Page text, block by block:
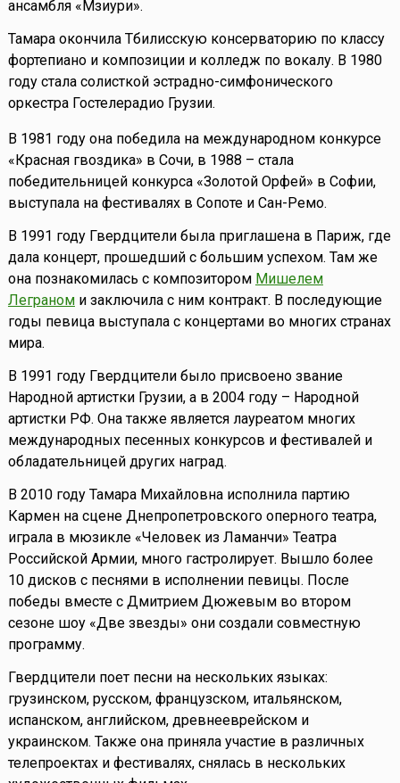
ансамбля «Мзиури».
Тамара окончила Тбилисскую консерваторию по классу
фортепиано и композиции и колледж по вокалу. В 1980
году стала солисткой эстрадно-симфонического
оркестра Гостелерадио Грузии.
В 1981 году она победила на международном конкурсе
«Красная гвоздика» в Сочи, в 1988 – стала
победительницей конкурса «Золотой Орфей» в Софии,
выступала на фестивалях в Сопоте и Сан-Ремо.
В 1991 году Гвердцители была приглашена в Париж, где
дала концерт, прошедший с большим успехом. Там же
она познакомилась с композитором Мишелем
Леграноми заключила с ним контракт. В последующие
годы певица выступала с концертами во многих странах
мира.
В 1991 году Гвердцители было присвоено звание
Народной артистки Грузии, а в 2004 году – Народной
артистки РФ. Она также является лауреатом многих
международных песенных конкурсов и фестивалей и
обладательницей других наград.
В 2010 году Тамара Михайловна исполнила партию
Кармен на сцене Днепропетровского оперного театра,
играла в мюзикле «Человек из Ламанчи» Театра
Российской Армии, много гастролирует. Вышло более
10 дисков с песнями в исполнении певицы. После
победы вместе с Дмитрием Дюжевым во втором
сезоне шоу «Две звезды» они создали совместную
программу.
Гвердцители поет песни на нескольких языках:
грузинском, русском, французском, итальянском,
испанском, английском, древнееврейском и
украинском. Также она приняла участие в различных
телепроектах и фестивалях, снялась в нескольких